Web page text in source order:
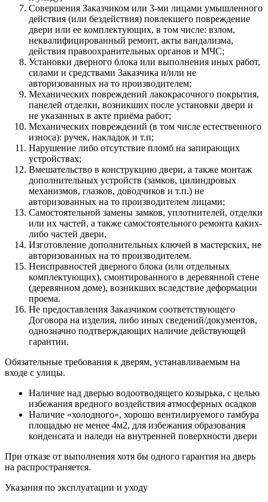
Совершения Заказчиком или 3-ми лицами умышленного
действия (или бездействия) повлекшего повреждение
двери или ее комплектующих, в том числе: взлом,
неквалифицированный ремонт, акты вандализма,
действия правоохранительных органов и МЧС;
Установки дверного блока или выполнения иных работ,
силами и средствами Заказчика и/или не
авторизованных на то производителем;
Механических повреждений лакокрасочного покрытия,
панелей отделки, возникших после установки двери и
не указанных в акте приёма работ;
Механических повреждений (в том числе естественного
износа): ручек, накладок и т.п;
Нарушение либо отсутствие пломб на запирающих
устройствах;
Вмешательство в конструкцию двери, а также монтаж
дополнительных устройств (замков, цилиндровых
механизмов, глазков, доводчиков и т.п.) не
авторизованных на то производителем лицами;
Самостоятельной замены замков, уплотнителей, отделки
или их частей, а также самостоятельного ремонта каких-
либо частей двери.
Изготовление дополнительных ключей в мастерских, не
авторизованных на то производителем.
Неисправностей дверного блока (или отдельных
комплектующих), смонтированного в деревянной стене
(деревянном доме), возникших вследствие деформации
проема.
Не предоставления Заказчиком соответствующего
Договора на изделия, либо иных сведений/документов,
однозначно подтверждающих наличие действующей
гарантии.
Обязательные требования к дверям, устанавливаемым на
входе с улицы.
Наличие над дверью водоотводящего козырька, с целью
избежания вредного воздействия атмосферных осадков
Наличие «холодного», хорошо вентилируемого тамбура
площадью не менее 4м2, для избежания образования
конденсата и наледи на внутренней поверхности двери
При отказе от выполнения хотя бы одного гарантия на дверь
на распространяется.
Указания по эксплуатации и уходу